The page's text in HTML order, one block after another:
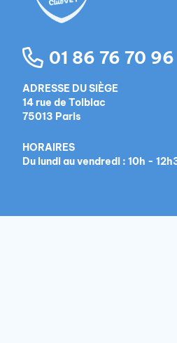
01 86 76 70 96
ADRESSE DU SIÈGE
14 rue de Tolbiac
75013 Paris
HORAIRES
Du lundi au vendredi : 10h -